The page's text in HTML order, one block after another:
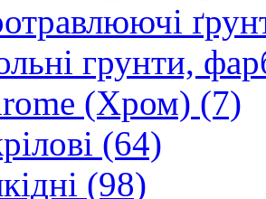
грунти,
(Хром) (7)
(64)
(98)